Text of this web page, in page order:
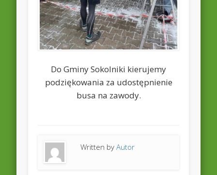
Do Gminy Sokolniki kierujemy
podziękowania za udostępnienie
busa na zawody.
Written byAutor